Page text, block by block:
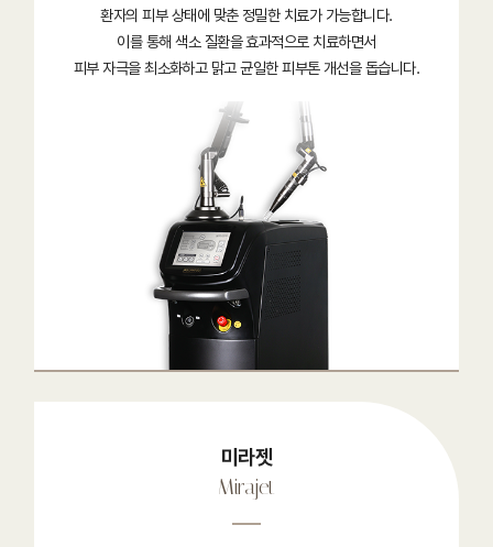
환자의 피부 상태에 맞춘 정밀한 치료가 가능합니다.
이를 통해 색소 질환을 효과적으로 치료하면서
피부 자극을 최소화하고 맑고 균일한 피부톤 개선을 돕습니다.
미라젯
Mirajet